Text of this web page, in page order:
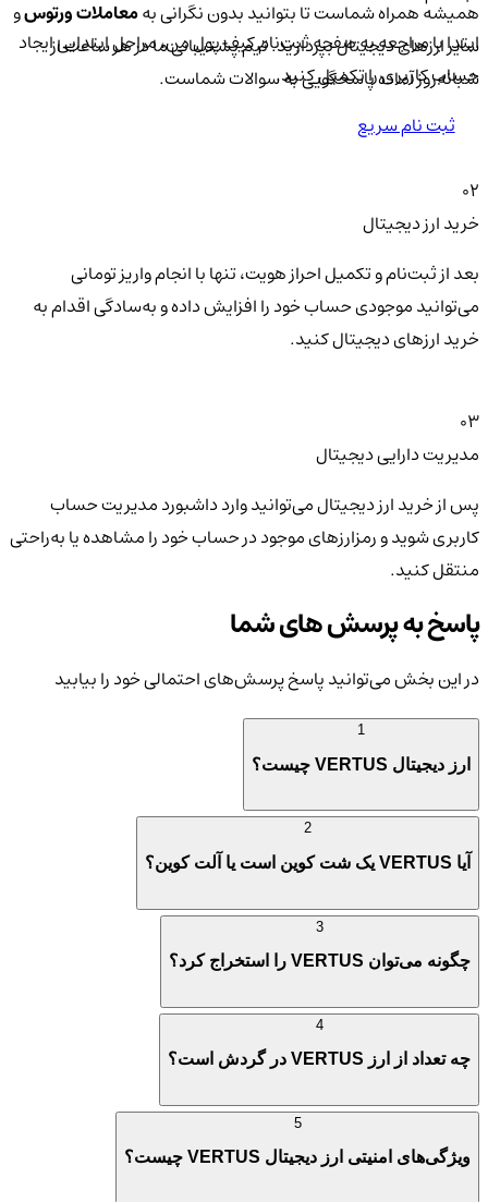
همیشه همراه شماست تا بتوانید بدون نگرانی بهمعاملات ورتوسو
سایر ارزهای دیجیتال بپردازید. تیم پشتیبانی ما در هر ساعت از
شبانه‌روز آماده پاسخگویی به سوالات شماست.
ابتدا با مراجعه به صفحه ثبت‌نام کیف‌ پول من، مراحل ابتدایی ایجاد
حساب کاربری را تکمیل کنید.
ثبت نام سریع
02
خرید ارز دیجیتال
بعد از ثبت‌نام و تکمیل احراز هویت، تنها با انجام واریز تومانی
می‌توانید موجودی حساب خود را افزایش داده و به‌سادگی اقدام به
خرید ارزهای دیجیتال کنید.
03
مدیریت دارایی دیجیتال
پس از خرید ارز دیجیتال می‌توانید وارد داشبورد مدیریت حساب
کاربری شوید و رمزارزهای موجود در حساب خود را مشاهده یا به‌راحتی
منتقل کنید.
پاسخ به پرسش های شما
در این بخش می‌توانید پاسخ پرسش‌های احتمالی خود را بیابید
ارز دیجیتال VERTUS چیست؟
آیا VERTUS یک شت کوین است یا آلت کوین؟
چگونه می‌توان VERTUS را استخراج کرد؟
چه تعداد از ارز VERTUS در گردش است؟
ویژگی‌های امنیتی ارز دیجیتال VERTUS چیست؟